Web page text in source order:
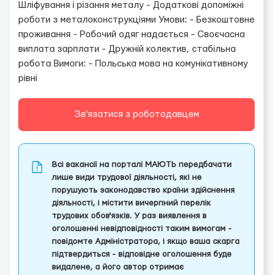
Шліфування і різання металу - Додаткові допоміжні
роботи з металоконструкціями Умови: - Безкоштовне
проживання - Робочий одяг надається - Своєчасна
виплата зарплати - Дружній колектив, стабільна
робота Вимоги: - Польська мова на комунікативному
рівні
Зв'язатися з роботодавцем
Всі вакансії на порталі МАЮТЬ передбачати
лише види трудової діяльності, які не
порушують законодавство країни здійснення
діяльності, і містити вичерпний перелік
трудових обов'язків. У раз виявлення в
оголошенні невідповідності таким вимогам -
повідомте Адміністратора, і якщо ваша скарга
підтвердиться - відповідне оголошення буде
видалене, а його автор отримає